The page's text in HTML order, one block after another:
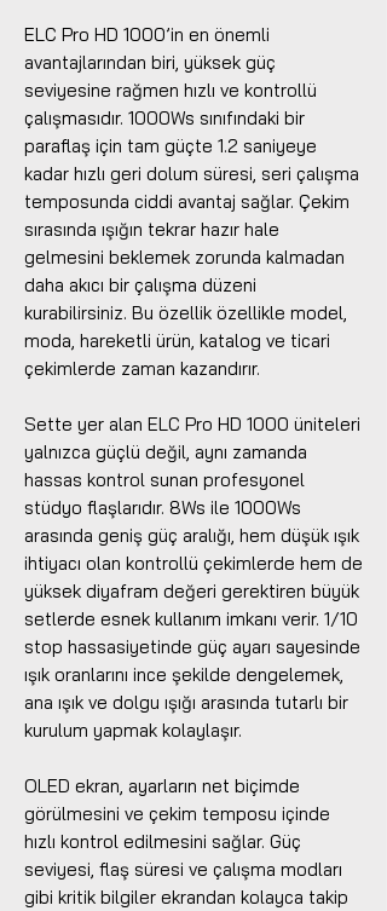
ELC Pro HD 1000’in en önemli
avantajlarından biri, yüksek güç
seviyesine rağmen hızlı ve kontrollü
çalışmasıdır. 1000Ws sınıfındaki bir
paraflaş için tam güçte 1.2 saniyeye
kadar hızlı geri dolum süresi, seri çalışma
temposunda ciddi avantaj sağlar. Çekim
sırasında ışığın tekrar hazır hale
gelmesini beklemek zorunda kalmadan
daha akıcı bir çalışma düzeni
kurabilirsiniz. Bu özellik özellikle model,
moda, hareketli ürün, katalog ve ticari
çekimlerde zaman kazandırır.
Sette yer alan ELC Pro HD 1000 üniteleri
yalnızca güçlü değil, aynı zamanda
hassas kontrol sunan profesyonel
stüdyo flaşlarıdır. 8Ws ile 1000Ws
arasında geniş güç aralığı, hem düşük ışık
ihtiyacı olan kontrollü çekimlerde hem de
yüksek diyafram değeri gerektiren büyük
setlerde esnek kullanım imkanı verir. 1/10
stop hassasiyetinde güç ayarı sayesinde
ışık oranlarını ince şekilde dengelemek,
ana ışık ve dolgu ışığı arasında tutarlı bir
kurulum yapmak kolaylaşır.
OLED ekran, ayarların net biçimde
görülmesini ve çekim temposu içinde
hızlı kontrol edilmesini sağlar. Güç
seviyesi, flaş süresi ve çalışma modları
gibi kritik bilgiler ekrandan kolayca takip